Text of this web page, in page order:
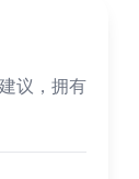
议，拥有